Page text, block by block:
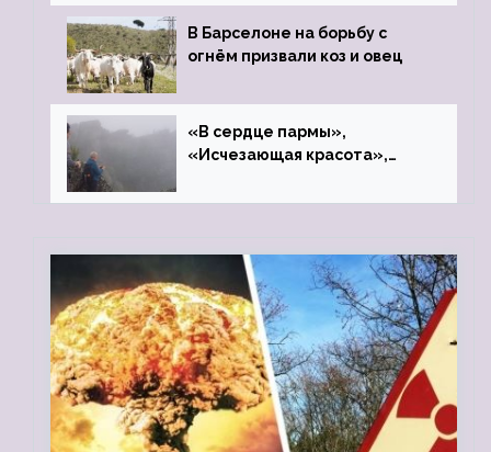
В Барселоне на борьбу с
огнём призвали коз и овец
«В сердце пармы»,
«Исчезающая красота»,